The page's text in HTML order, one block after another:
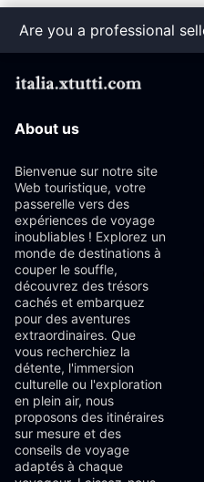
Are you a professional
About us
Bienvenue sur notre site
Web touristique, votre
passerelle vers des
expériences de voyage
inoubliables ! Explorez un
monde de destinations à
couper le souffle,
découvrez des trésors
cachés et embarquez
pour des aventures
extraordinaires. Que
vous recherchiez la
détente, l'immersion
culturelle ou l'exploration
en plein air, nous
proposons des itinéraires
sur mesure et des
conseils de voyage
adaptés à chaque